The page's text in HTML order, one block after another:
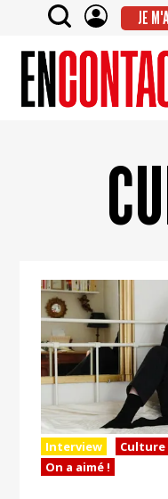
JE
Interview Culture
On a aimé !